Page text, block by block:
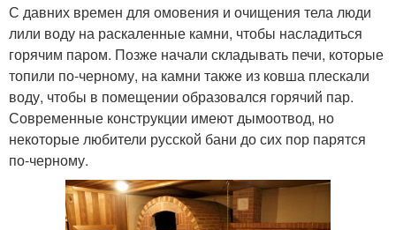
С давних времен для омовения и очищения тела люди
лили воду на раскаленные камни, чтобы насладиться
горячим паром. Позже начали складывать печи, которые
топили по-черному, на камни также из ковша плескали
воду, чтобы в помещении образовался горячий пар.
Современные конструкции имеют дымоотвод, но
некоторые любители русской бани до сих пор парятся
по-черному.